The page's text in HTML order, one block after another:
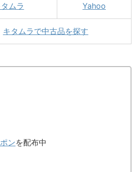
ムラ Yahoo
キタムラで中古品を探す
ンを配布中